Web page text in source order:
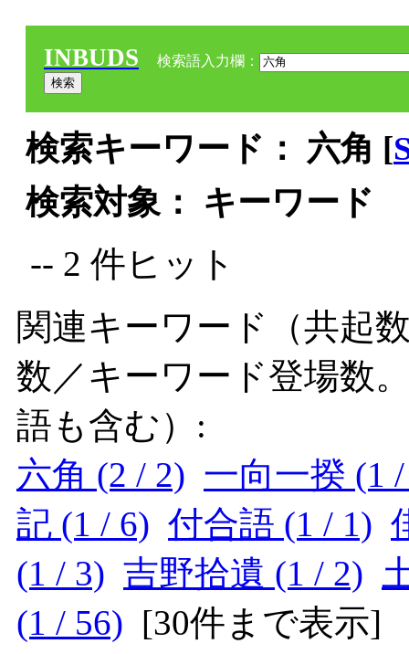
INBUDS 検索語入力欄：
検索キーワード： 六角 [
検索対象： キーワード
-- 2 件ヒット
関連キーワード（共起
数／キーワード登場数
語も含む）:
六角 (2 / 2) 一向一揆 (1
記 (1 / 6) 付合語 (1 / 1)
(1 / 3) 吉野拾遺 (1 / 2)
(1 / 56) [30件まで表示]